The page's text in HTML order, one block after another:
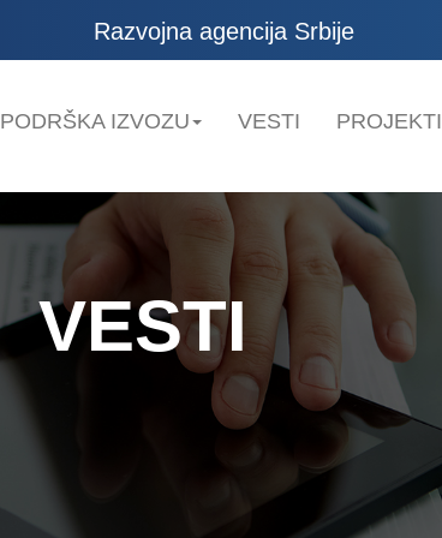
Razvojna agencija Srbije
PODRŠKA IZVOZU VESTI PROJEKTI
VESTI